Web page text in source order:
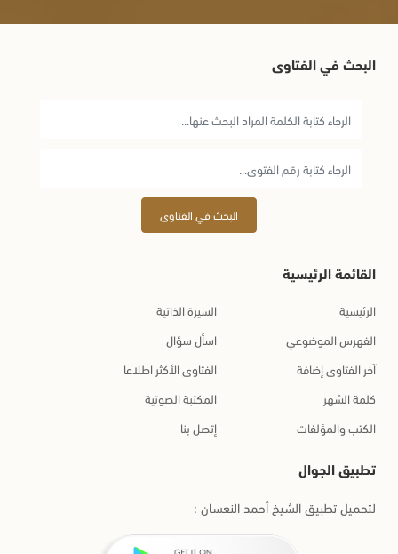
البحث في الفتاوى
البحث في الفتاوى
القائمة الرئيسية
الرئيسية
السيرة الذاتية
الفهرس الموضوعي
اسأل سؤال
آخر الفتاوى إضافة
الفتاوى الأكثر اطلاعا
كلمة الشهر
المكتبة الصوتية
الكتب والمؤلفات
إتصل بنا
تطبيق الجوال
لتحميل تطبيق الشيخ أحمد النعسان :